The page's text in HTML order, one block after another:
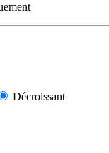
Décroissant